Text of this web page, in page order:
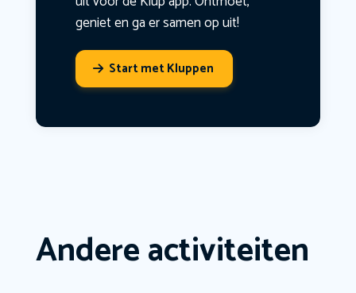
geniet en ga er samen op uit!
Start met Kluppen
Andere activiteiten